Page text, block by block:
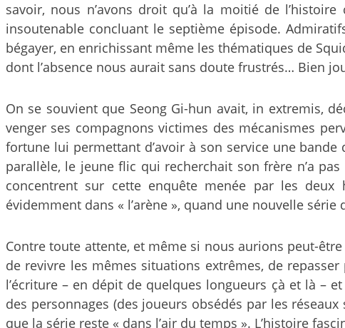
savoir, nous n’avons droit qu’à la moitié de
insoutenable concluant le septième épisode.
bégayer, en enrichissant même les thématiques de
dont l’absence nous aurait sans doute frustrés… Bien
On se souvient que Seong Gi-hun avait, in extremis,
venger ses compagnons victimes des mécanismes
fortune lui permettant d’avoir à son service une
parallèle, le jeune flic qui recherchait son frère n’a
concentrent sur cette enquête menée par les
évidemment dans « l’arène », quand une nouvelle
Contre toute attente, et même si nous aurions peut-
de revivre les mêmes situations extrêmes, de
l’écriture – en dépit de quelques longueurs çà et là –
des personnages (des joueurs obsédés par les
que la série reste « dans l’air du temps ». L’histoire